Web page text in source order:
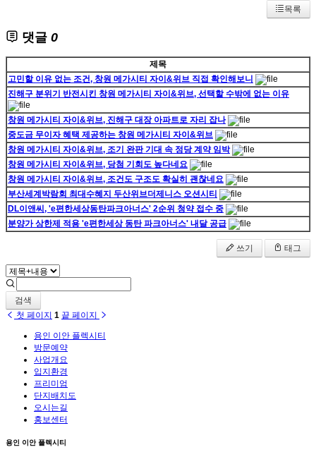
목록
댓글 0
제목
고민할 이유 없는 조건, 창원 메가시티 자이&위브 직접 확인해보니
진해구 분위기 반전시킨 창원 메가시티 자이&위브, 선택할 수밖에 없는 이유
창원 메가시티 자이&위브, 진해구 대장 아파트로 자리 잡나
중도금 무이자 혜택 제공하는 창원 메가시티 자이&위브
창원 메가시티 자이&위브, 조기 완판 기대 속 정당 계약 임박
창원 메가시티 자이&위브, 당첨 기회도 높다네요
창원 메가시티 자이&위브, 조건도 구조도 확실히 괜찮네요
부산세계박람회 최대수혜지 두산위브더제니스 오션시티
DL이앤씨, 'e편한세상동탄파크아너스' 2순위 청약 접수 중
분양가 상한제 적용 'e편한세상 동탄 파크아너스' 내달 공급
쓰기 태그
검색
첫 페이지 1 끝 페이지
용인 이안 플렉시티
방문예약
사업개요
입지환경
프리미엄
단지배치도
오시는길
홍보센터
용인 이안 플렉시티